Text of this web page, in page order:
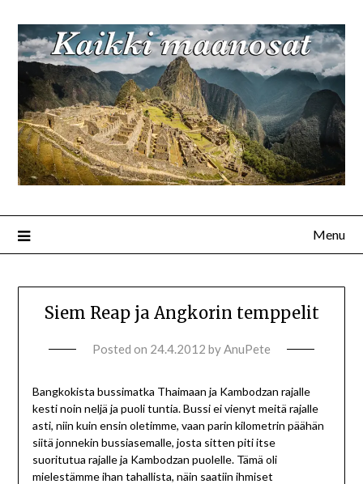
Menu
Siem Reap ja Angkorin temppelit
Posted on 24.4.2012 byAnuPete
Bangkokista bussimatka Thaimaan ja Kambodzan rajalle
kesti noin neljä ja puoli tuntia. Bussi ei vienyt meitä rajalle
asti, niin kuin ensin oletimme, vaan parin kilometrin päähän
siitä jonnekin bussiasemalle, josta sitten piti itse
suoritutua rajalle ja Kambodzan puolelle. Tämä oli
mielestämme ihan tahallista, näin saatiin ihmiset